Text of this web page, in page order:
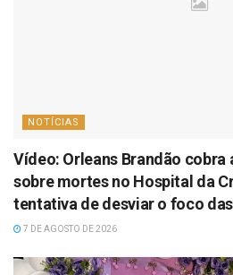
NOTÍCIAS
Vídeo: Orleans Brandão
sobre mortes no Hospital da
tentativa de desviar o foco
7 DE AGOSTO DE 2026